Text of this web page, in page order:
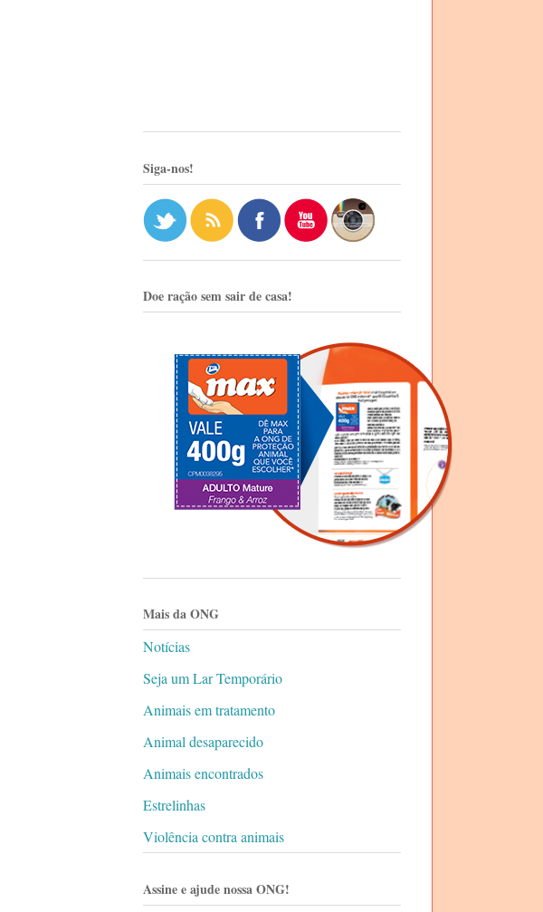
Siga-nos!
Doe ração sem sair de casa!
Mais da ONG
Notícias
Seja um Lar Temporário
Animais em tratamento
Animal desaparecido
Animais encontrados
Estrelinhas
Violência contra animais
Assine e ajude nossa ONG!